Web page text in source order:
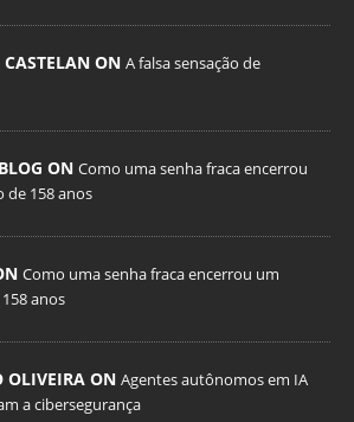
ON A falsa sensação de
ON Como uma senha fraca encerrou
de 158 anos
Como uma senha fraca encerrou um
anos
OLIVEIRA ON Agentes autônomos em IA
a cibersegurança